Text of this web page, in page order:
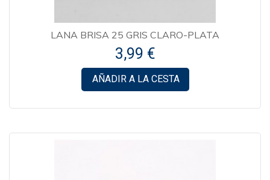
LANA BRISA 25 GRIS CLARO-PLATA
3,99 €
AÑADIR A LA CESTA